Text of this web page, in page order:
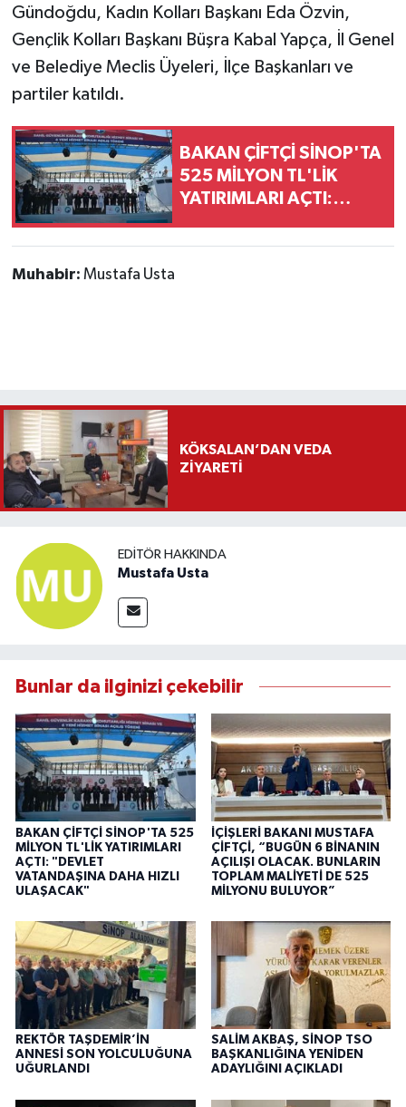
Gündoğdu, Kadın Kolları Başkanı Eda Özvin,
Gençlik Kolları Başkanı Büşra Kabal Yapça, İl Genel
ve Belediye Meclis Üyeleri, İlçe Başkanları ve
partiler katıldı.
BAKAN ÇİFTÇİ SİNOP'TA
525 MİLYON TL'LİK
YATIRIMLARI AÇTI:
DAHA HIZLI ULAŞACAK"
Muhabir: Mustafa Usta
KÖKSALAN’DAN VEDA
ZİYARETİ
EDITÖR HAKKINDA
Mustafa Usta
Bunlar da ilginizi çekebilir
BAKAN ÇİFTÇİ SİNOP'TA 525
MİLYON TL'LİK YATIRIMLARI
AÇTI: "DEVLET
VATANDAŞINA DAHA HIZLI
ULAŞACAK"
İÇİŞLERİ BAKANI MUSTAFA
ÇİFTÇİ, “BUGÜN 6 BİNANIN
AÇILIŞI OLACAK. BUNLARIN
TOPLAM MALİYETİ DE 525
MİLYONU BULUYOR”
REKTÖR TAŞDEMİR’İN
ANNESİ SON YOLCULUĞUNA
UĞURLANDI
SALİM AKBAŞ, SİNOP TSO
BAŞKANLIĞINA YENİDEN
ADAYLIĞINI AÇIKLADI